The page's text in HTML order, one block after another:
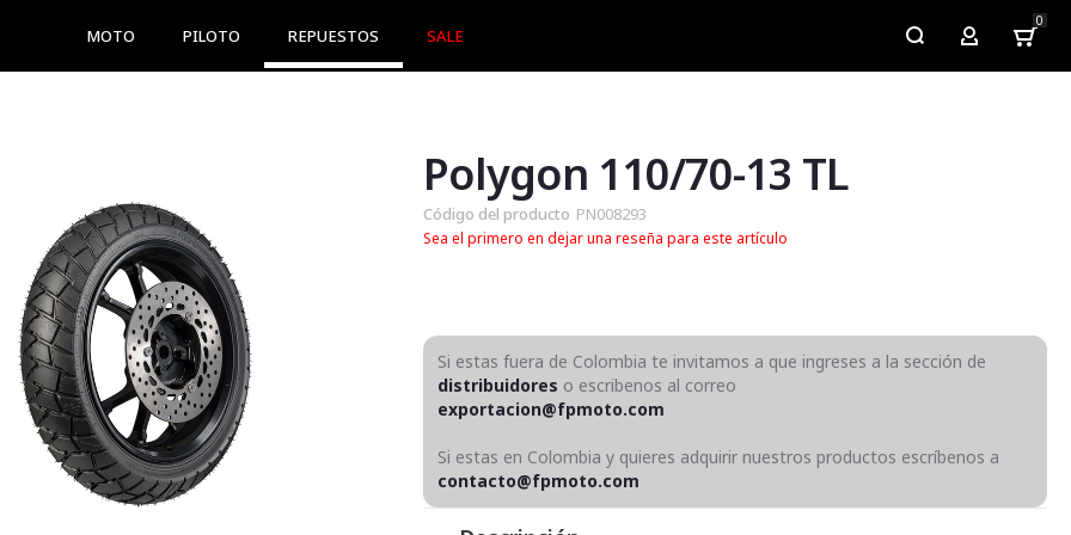
MOTO PILOTO REPUESTOS SALE My Account
0
Polygon 110/70-13 TL
Código del producto PN008293
Sea el primero en dejar una reseña para este artículo
Si estas fuera de Colombia te invitamos a que ingreses a la sección de
distribuidores o escribenos al correo
exportacion@fpmoto.com
Si estas en Colombia y quieres adquirir nuestros productos escríbenos a
contacto@fpmoto.com